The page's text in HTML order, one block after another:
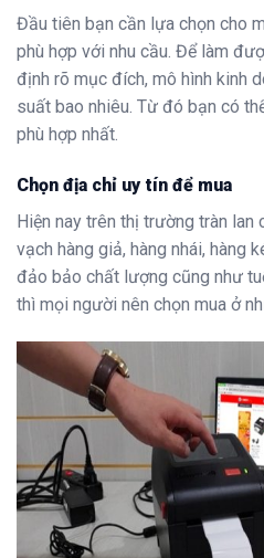
Đầu tiên bạn cần lựa chọn cho
phù hợp với nhu cầu. Để làm
định rõ mục đích, mô hình kinh
suất bao nhiêu. Từ đó bạn có
phù hợp nhất.
Chọn địa chỉ uy tín để mua
Hiện nay trên thị trường tràn lan
vạch hàng giả, hàng nhái, hàng
đảo bảo chất lượng cũng như
thì mọi người nên chọn mua ở